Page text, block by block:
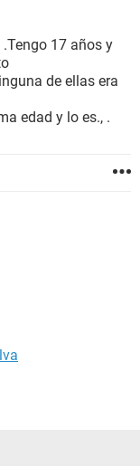
17 años y
de ellas era
edad y lo es., .